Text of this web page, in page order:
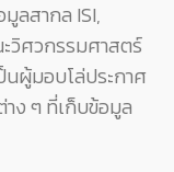
มูลสากล ISI,
วิศวกรรมศาสตร์
ผู้มอบโล่ประกาศ
ง ๆ ที่เก็บข้อมูล